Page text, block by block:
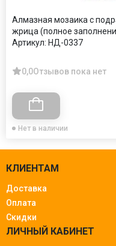
Алмазная мозаика с
жрица (полное
Артикул: НД-0337
0,0Отзывов пока нет
Нет в наличии
КЛИЕНТАМ
Доставка
Оплата
Скидки
ЛИЧНЫЙ КАБИНЕТ